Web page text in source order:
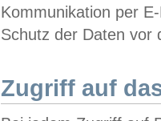
Kommunikation per
Schutz der Daten vor
Zugriff auf